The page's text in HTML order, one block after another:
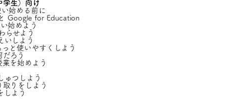
学生）向け
始める前に
Google for Education
始めよう
らせよう
しよう
と使いやすくしよう
ろう
を始めよう
つしよう
りをしよう
よう